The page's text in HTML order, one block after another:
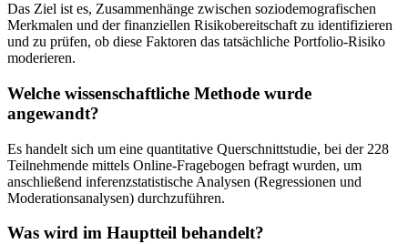
Das Ziel ist es, Zusammenhänge zwischen soziodemografischen
Merkmalen und der finanziellen Risikobereitschaft zu identifizieren
und zu prüfen, ob diese Faktoren das tatsächliche Portfolio-Risiko
moderieren.
Welche wissenschaftliche Methode wurde
angewandt?
Es handelt sich um eine quantitative Querschnittstudie, bei der 228
Teilnehmende mittels Online-Fragebogen befragt wurden, um
anschließend inferenzstatistische Analysen (Regressionen und
Moderationsanalysen) durchzuführen.
Was wird im Hauptteil behandelt?